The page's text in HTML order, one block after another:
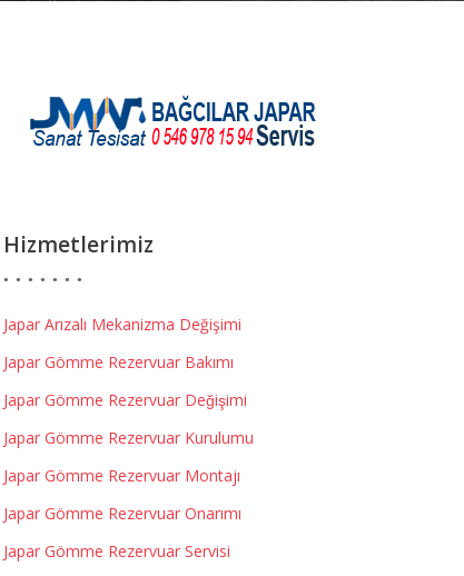
Hizmetlerimiz
Japar Arızalı Mekanizma Değişimi
Japar Gömme Rezervuar Bakımı
Japar Gömme Rezervuar Değişimi
Japar Gömme Rezervuar Kurulumu
Japar Gömme Rezervuar Montajı
Japar Gömme Rezervuar Onarımı
Japar Gömme Rezervuar Servisi